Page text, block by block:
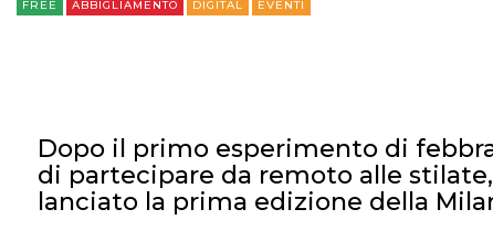
FREE ABBIGLIAMENTO DIGITAL EVENTI
Dopo il primo esperimento di
di partecipare da remoto alle
lanciato la prima edizione della